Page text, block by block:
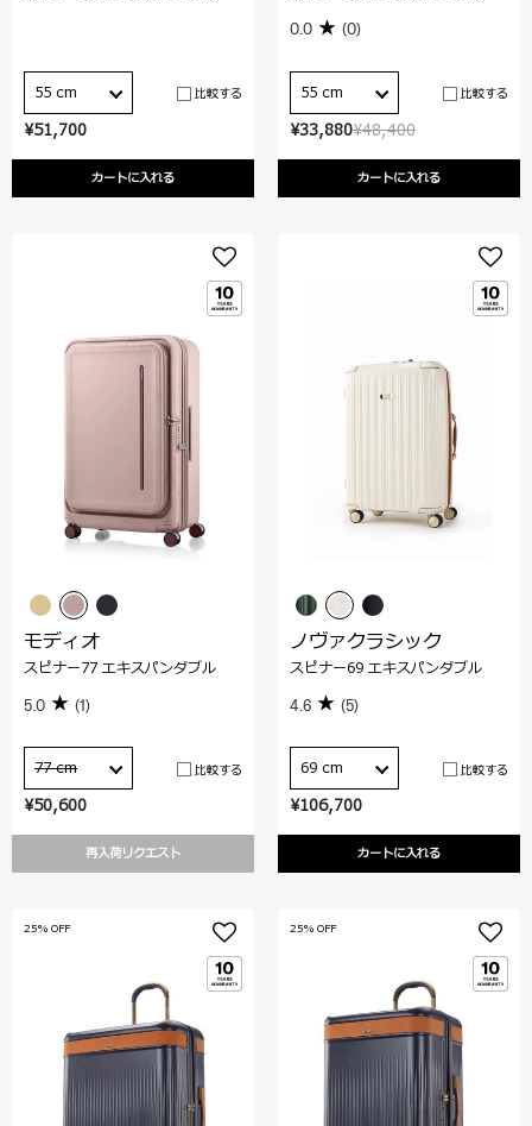
¥51,700
カートに入れる
55 cm 比較する
¥48,400
¥33,880
カートに入れる
0.0 (0)
55 cm 比較する
¥50,600
再入荷リクエスト
モディオ
スピナー77 エキスパンダブル
5.0 (1)
77 cm 比較する
¥106,700
カートに入れる
ノヴァクラシック
スピナー69 エキスパンダブル
4.6 (5)
69 cm 比較する
25% OFF 25% OFF